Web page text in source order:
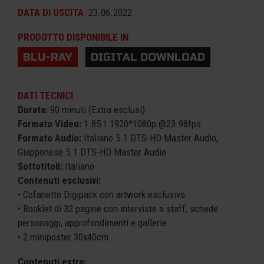
DATA DI USCITA 23.06.2022
PRODOTTO DISPONIBILE IN
BLU-RAY DIGITAL DOWNLOAD
DATI TECNICI
Durata: 90 minuti (Extra esclusi)
Formato Video: 1.85:1 1920*1080p @23.98fps
Formato Audio: Italiano 5.1 DTS-HD Master Audio,
Giapponese 5.1 DTS-HD Master Audio
Sottotitoli: Italiano
Contenuti esclusivi:
• Cofanetto Digipack con artwork esclusivo
• Booklet di 32 pagine con interviste a staff, schede
personaggi, approfondimenti e gallerie
• 2 miniposter 30x40cm
Contenuti extra: